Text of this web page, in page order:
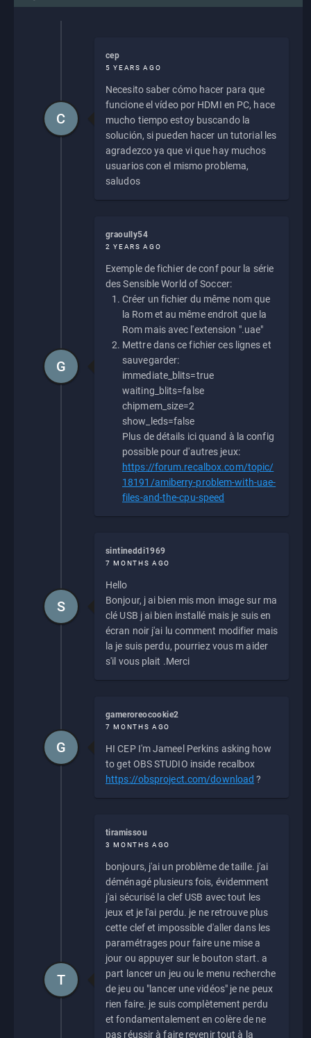
cep
5 YEARS AGO
Necesito saber cómo hacer para que
funcione el vídeo por HDMI en PC, hace
mucho tiempo estoy buscando la
solución, si pueden hacer un tutorial les
agradezco ya que vi que hay muchos
usuarios con el mismo problema,
saludos
C
graoully54
2 YEARS AGO
Exemple de fichier de conf pour la série
des Sensible World of Soccer:
Créer un fichier du même nom que
la Rom et au même endroit que la
Rom mais avec l'extension ".uae"
Mettre dans ce fichier ces lignes et
sauvegarder:
immediate_blits=true
waiting_blits=false
chipmem_size=2
show_leds=false
Plus de détails ici quand à la config
possible pour d'autres jeux:
https://forum.recalbox.com/topic/
18191/amiberry-problem-with-uae-
files-and-the-cpu-speed
G
sintineddi1969
7 MONTHS AGO
Hello
Bonjour, j ai bien mis mon image sur ma
clé USB j ai bien installé mais je suis en
écran noir j'ai lu comment modifier mais
la je suis perdu, pourriez vous m aider
s'il vous plait .Merci
S
gameroreocookie2
7 MONTHS AGO
HI CEP I'm Jameel Perkins asking how
to get OBS STUDIO inside recalbox
https://obsproject.com/download ?
G
tiramissou
3 MONTHS AGO
bonjours, j'ai un problème de taille. j'ai
déménagé plusieurs fois, évidemment
j'ai sécurisé la clef USB avec tout les
jeux et je l'ai perdu. je ne retrouve plus
cette clef et impossible d'aller dans les
paramétrages pour faire une mise a
jour ou appuyer sur le bouton start. a
part lancer un jeu ou le menu recherche
de jeu ou "lancer une vidéos" je ne peux
rien faire. je suis complètement perdu
et fondamentalement en colère de ne
pas réussir à faire revenir tout à la
T